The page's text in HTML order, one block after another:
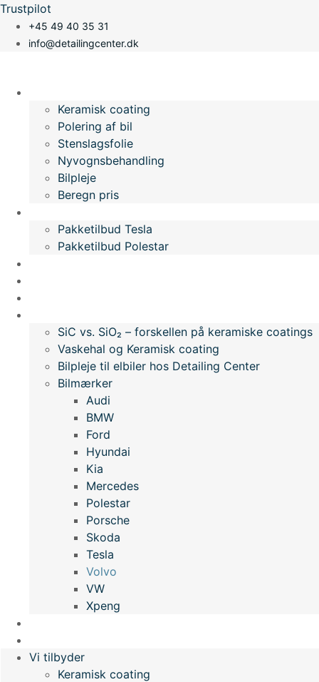
Videre
indhold
Trustpilot
+45 49 40 35 31
info@detailingcenter.dk
Keramisk coating
Polering af bil
Stenslagsfolie
Nyvognsbehandling
Bilpleje
Beregn pris
Pakketilbud Tesla
Pakketilbud Polestar
SiC vs. SiO₂ – forskellen på keramiske coatings
Vaskehal og Keramisk coating
Bilpleje til elbiler hos Detailing Center
Bilmærker
Audi
BMW
Ford
Hyundai
Kia
Mercedes
Polestar
Porsche
Skoda
Tesla
Volvo
VW
Xpeng
Vi tilbyder
Keramisk coating